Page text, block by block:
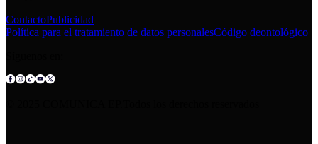
ContactoPublicidad
Política para el tratamiento de datos personalesCódigo deontológico